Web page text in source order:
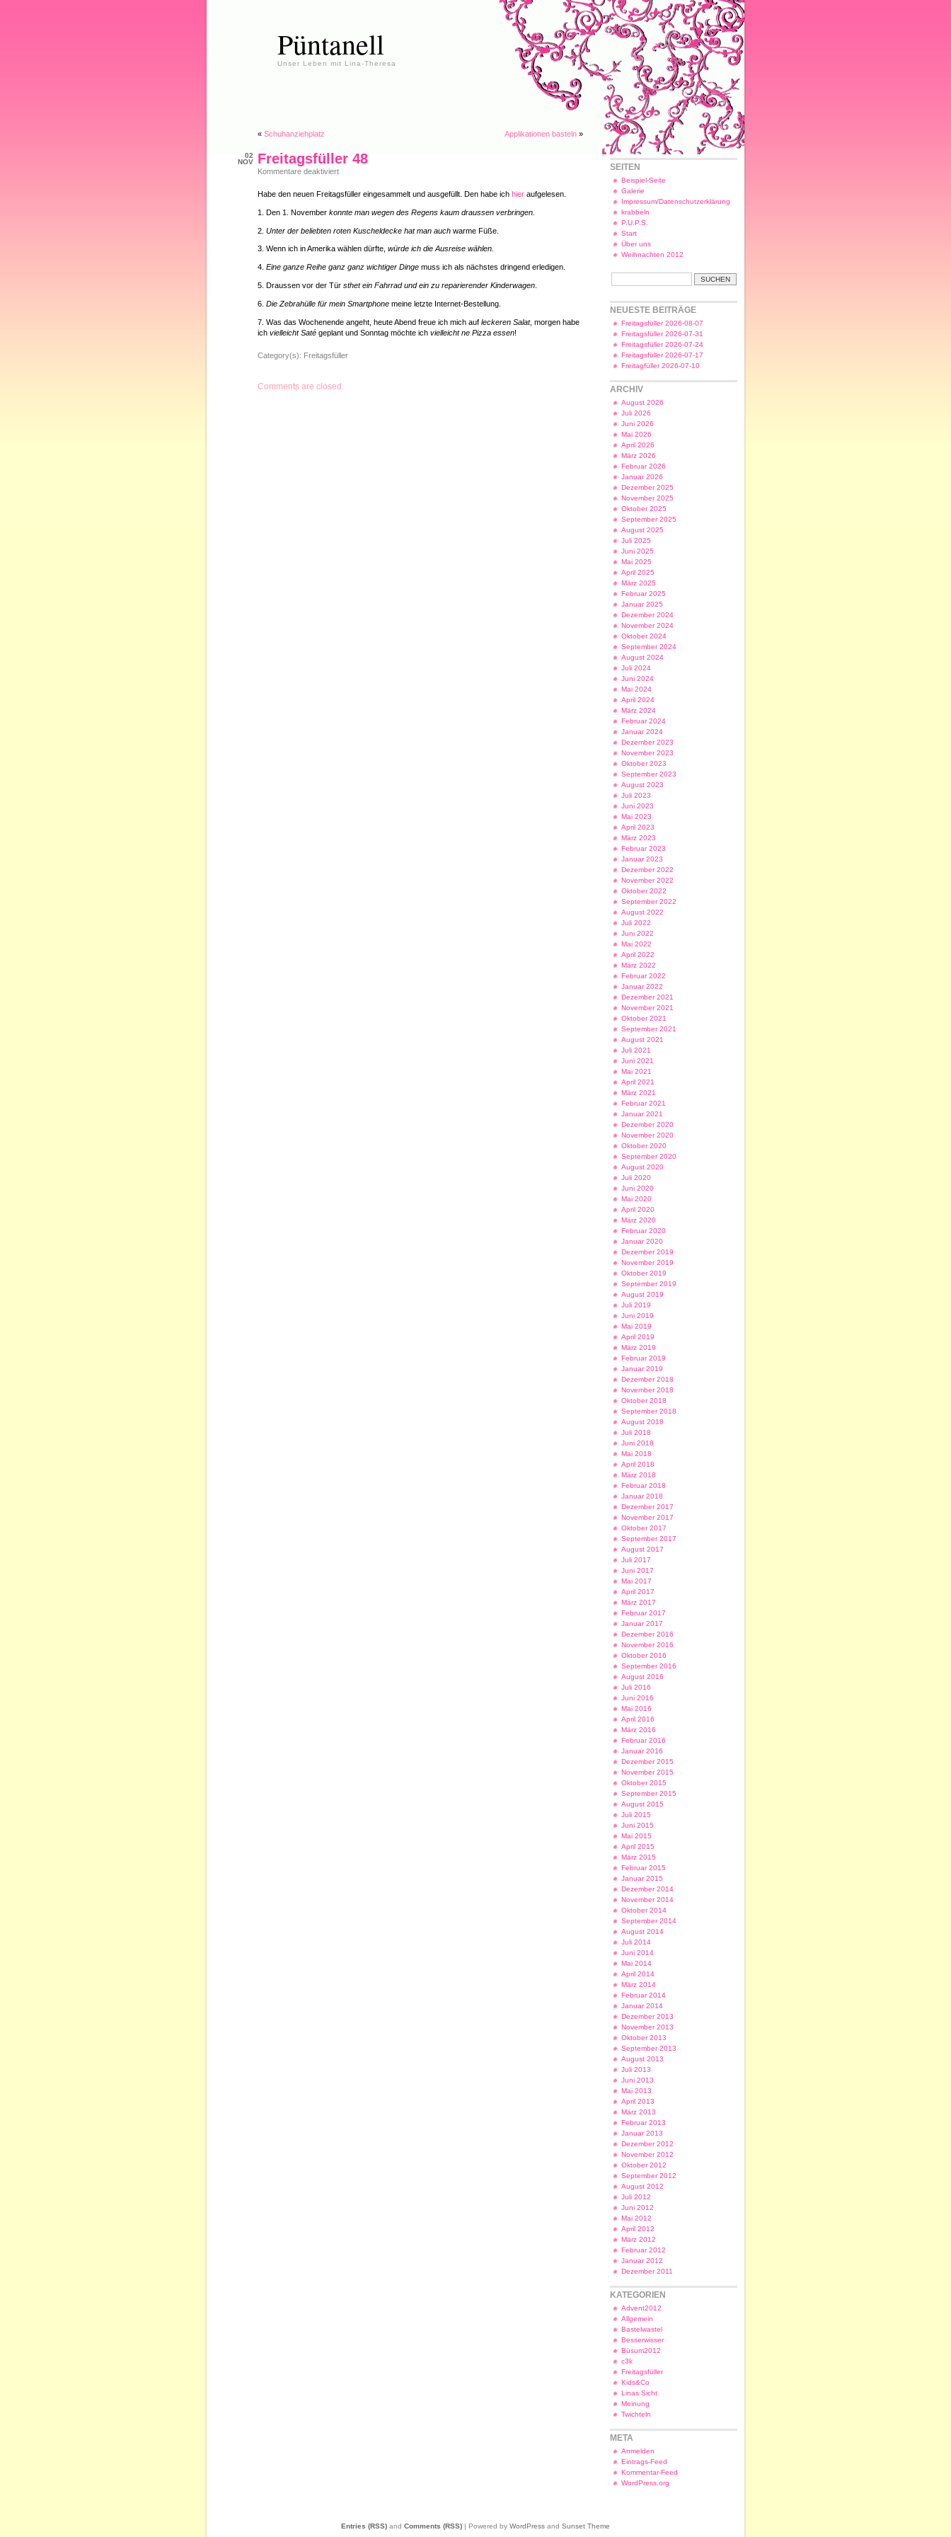
Püntanell
Unser Leben mit Lina-Theresa
« Schuhanziehplatz Applikationen basteln »
02
NOV
Freitagsfüller 48
Kommentare deaktiviertfür
Habe den neuen Freitagsfüller eingesammelt und ausgefüllt. Den habe ich hier aufgelesen.
1. Den 1. November konnte man wegen des Regens kaum draussen verbringen.
2. Unter der beliebten roten Kuscheldecke hat man auch warme Füße.
3. Wenn ich in Amerika wählen dürfte, würde ich die Ausreise wählen.
4. Eine ganze Reihe ganz ganz wichtiger Dinge muss ich als nächstes dringend erledigen.
5. Draussen vor der Tür sthet ein Fahrrad und ein zu reparierender Kinderwagen
6. Die Zebrahülle für mein Smartphone meine letzte Internet-Bestellung.
7. Was das Wochenende angeht, heute Abend freue ich mich auf leckeren Salat, morgen habe
ich vielleicht Saté geplant und Sonntag möchte ich vielleicht ne Pizza essen!
Category(s): Freitagsfüller
Comments are closed.
SEITEN
Beispiel-Seite
Galerie
Impressum/Datenschutzerklärung
krabbeln
P.U.P.S.
Start
Über uns
Weihnachten 2012
NEUESTE BEITRÄGE
Freitagsfüller 2026-08-07
Freitagsfüller 2026-07-31
Freitagsfüller 2026-07-24
Freitagsfüller 2026-07-17
Freitagfüller 2026-07-10
ARCHIV
August 2026
Juli 2026
Juni 2026
Mai 2026
April 2026
März 2026
Februar 2026
Januar 2026
Dezember 2025
November 2025
Oktober 2025
September 2025
August 2025
Juli 2025
Juni 2025
Mai 2025
April 2025
März 2025
Februar 2025
Januar 2025
Dezember 2024
November 2024
Oktober 2024
September 2024
August 2024
Juli 2024
Juni 2024
Mai 2024
April 2024
März 2024
Februar 2024
Januar 2024
Dezember 2023
November 2023
Oktober 2023
September 2023
August 2023
Juli 2023
Juni 2023
Mai 2023
April 2023
März 2023
Februar 2023
Januar 2023
Dezember 2022
November 2022
Oktober 2022
September 2022
August 2022
Juli 2022
Juni 2022
Mai 2022
April 2022
März 2022
Februar 2022
Januar 2022
Dezember 2021
November 2021
Oktober 2021
September 2021
August 2021
Juli 2021
Juni 2021
Mai 2021
April 2021
März 2021
Februar 2021
Januar 2021
Dezember 2020
November 2020
Oktober 2020
September 2020
August 2020
Juli 2020
Juni 2020
Mai 2020
April 2020
März 2020
Februar 2020
Januar 2020
Dezember 2019
November 2019
Oktober 2019
September 2019
August 2019
Juli 2019
Juni 2019
Mai 2019
April 2019
März 2019
Februar 2019
Januar 2019
Dezember 2018
November 2018
Oktober 2018
September 2018
August 2018
Juli 2018
Juni 2018
Mai 2018
April 2018
März 2018
Februar 2018
Januar 2018
Dezember 2017
November 2017
Oktober 2017
September 2017
August 2017
Juli 2017
Juni 2017
Mai 2017
April 2017
März 2017
Februar 2017
Januar 2017
Dezember 2016
November 2016
Oktober 2016
September 2016
August 2016
Juli 2016
Juni 2016
Mai 2016
April 2016
März 2016
Februar 2016
Januar 2016
Dezember 2015
November 2015
Oktober 2015
September 2015
August 2015
Juli 2015
Juni 2015
Mai 2015
April 2015
März 2015
Februar 2015
Januar 2015
Dezember 2014
November 2014
Oktober 2014
September 2014
August 2014
Juli 2014
Juni 2014
Mai 2014
April 2014
März 2014
Februar 2014
Januar 2014
Dezember 2013
November 2013
Oktober 2013
September 2013
August 2013
Juli 2013
Juni 2013
Mai 2013
April 2013
März 2013
Februar 2013
Januar 2013
Dezember 2012
November 2012
Oktober 2012
September 2012
August 2012
Juli 2012
Juni 2012
Mai 2012
April 2012
März 2012
Februar 2012
Januar 2012
Dezember 2011
KATEGORIEN
Advent2012
Allgemein
Bastelwastel
Besserwisser
Büsum2012
c3k
Freitagsfüller
Kids&Co
Linas Sicht
Meinung
Twichteln
META
Anmelden
Eintrags-Feed
Kommentar-Feed
WordPress.org
Entries (RSS) and Comments (RSS) | Powered by WordPress and Sunset Theme